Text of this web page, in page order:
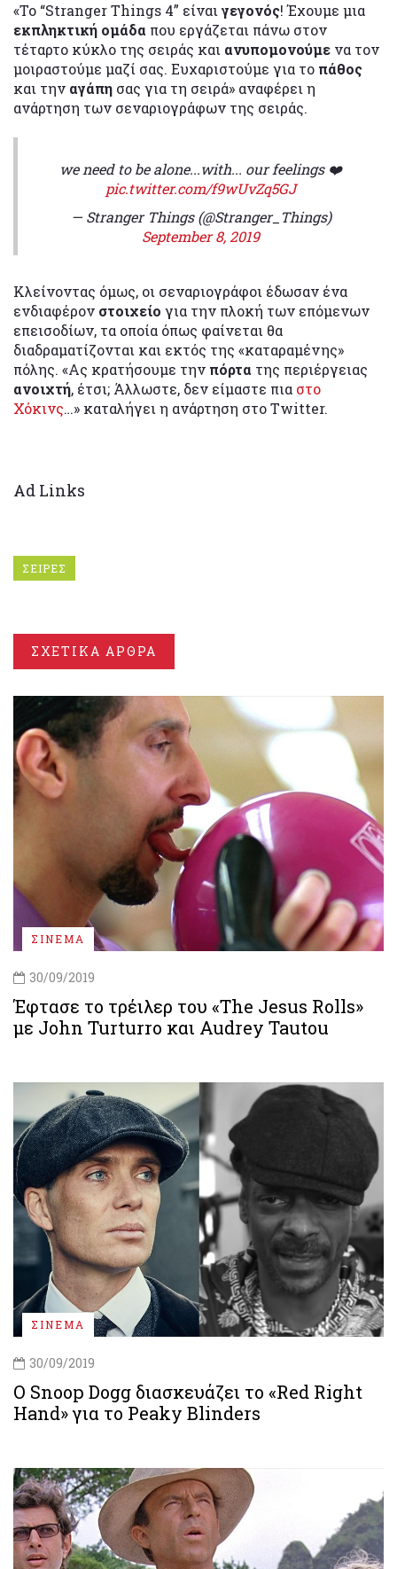
«Το “Stranger Things 4” είναιγεγονός! Έχουμε μια
εκπληκτική ομάδα που εργάζεται πάνω στον
τέταρτο κύκλο της σειράς και ανυπομονούμε να τον
μοιραστούμε μαζί σας. Ευχαριστούμε για το πάθος
και την αγάπη σας για τη σειρά» αναφέρει η
ανάρτηση των σεναριογράφων της σειράς.
we need to be alone...with... our feelings ❤️
pic.twitter.com/f9wUvZq5GJ
— Stranger Things (@Stranger_Things)
September 8, 2019
Κλείνοντας όμως, οι σεναριογράφοι έδωσαν ένα
ενδιαφέρον στοιχείο για την πλοκή των επόμενων
επεισοδίων, τα οποία όπως φαίνεται θα
διαδραματίζονται και εκτός της «καταραμένης»
πόλης. «Ας κρατήσουμε την πόρτα της περιέργειας
ανοιχτή, έτσι; Άλλωστε, δεν είμαστε πια στο
Χόκινς…» καταλήγει η ανάρτηση στο Twitter.
Ad Links
ΣΕΙΡΕΣ
ΣΧΕΤΙΚΑ ΑΡΘΡΑ
ΣΙΝΕΜΑ
30/09/2019
Έφτασε το τρέιλερ του «The Jesus Rolls»
με John Turturro και Audrey Tautou
ΣΙΝΕΜΑ
30/09/2019
O Snoop Dogg διασκευάζει το «Red Right
Hand» για το Peaky Blinders